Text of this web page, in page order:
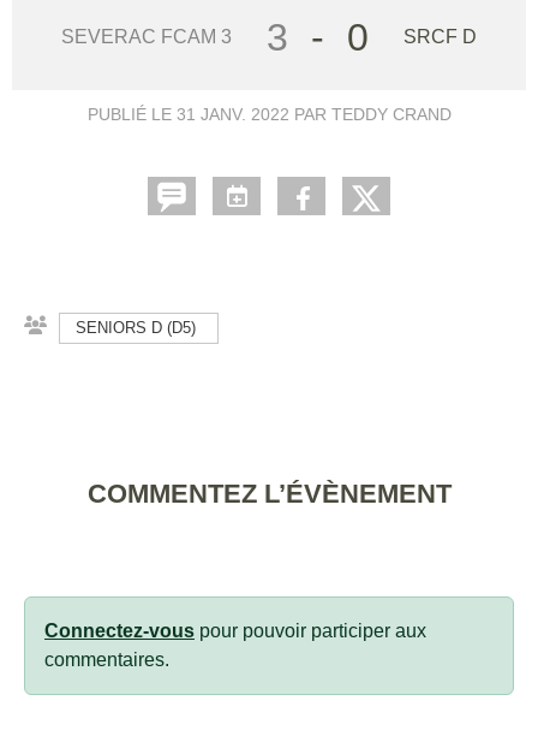
SEVERAC FCAM 3 3 - 0 SRCF D
PUBLIÉ LE 31 JANV. 2022 PAR TEDDY CRAND
SENIORS D (D5)
COMMENTEZ L’ÉVÈNEMENT
Connectez-vous pour pouvoir participer aux
commentaires.